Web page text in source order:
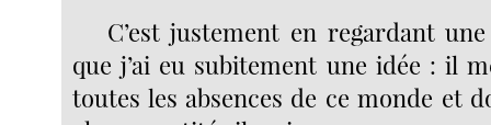
C’est justement en regardant
que j’ai eu subitement une idée : il
toutes les absences de ce monde et